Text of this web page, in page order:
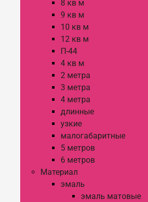
8 кв м
9 кв м
10 кв м
12 кв м
П-44
4 кв м
2 метра
3 метра
4 метра
длинные
узкие
малогабаритные
5 метров
6 метров
Материал
эмаль
эмаль матовые